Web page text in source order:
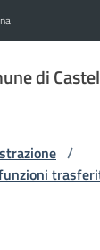
di
/